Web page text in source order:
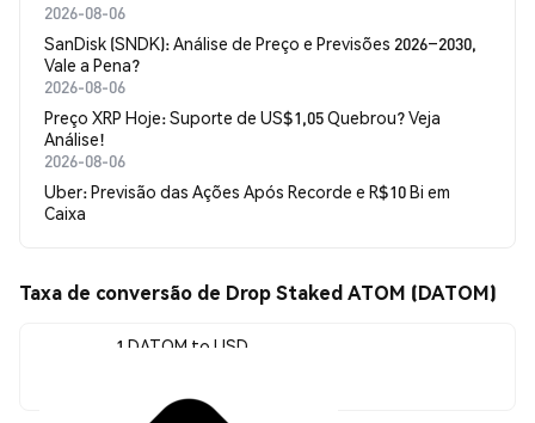
2026-08-06
SanDisk (SNDK): Análise de Preço e Previsões 2026–2030,
Vale a Pena?
2026-08-06
Preço XRP Hoje: Suporte de US$1,05 Quebrou? Veja
Análise!
2026-08-06
Uber: Previsão das Ações Após Recorde e R$10 Bi em
Caixa
Taxa de conversão de Drop Staked ATOM (DATOM)
1 DATOM to USD